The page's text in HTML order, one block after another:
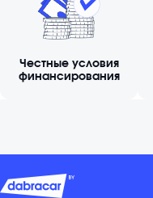
Честные условия
финансирования